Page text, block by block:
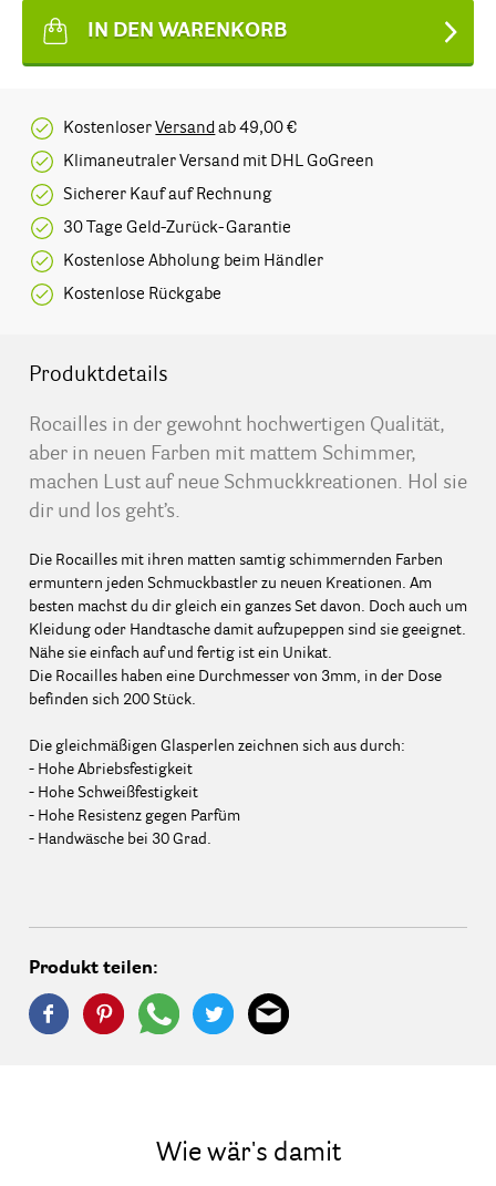
IN DEN WARENKORB
KostenloserVersand ab 49,00 €
Klimaneutraler Versand mit DHL GoGreen
Sicherer Kauf auf Rechnung
30 Tage Geld-Zurück-Garantie
Kostenlose Abholung beim Händler
Kostenlose Rückgabe
Produktdetails
Rocailles in der gewohnt hochwertigen Qualität,
aber in neuen Farben mit mattem Schimmer,
machen Lust auf neue Schmuckkreationen. Hol sie
dir und los geht’s.
Die Rocailles mit ihren matten samtig schimmernden Farben
ermuntern jeden Schmuckbastler zu neuen Kreationen. Am
besten machst du dir gleich ein ganzes Set davon. Doch auch um
Kleidung oder Handtasche damit aufzupeppen sind sie geeignet.
Nähe sie einfach auf und fertig ist ein Unikat.
Die Rocailles haben eine Durchmesser von 3mm, in der Dose
befinden sich 200 Stück.
Die gleichmäßigen Glasperlen zeichnen sich aus durch:
- Hohe Abriebsfestigkeit
- Hohe Schweißfestigkeit
- Hohe Resistenz gegen Parfüm
- Handwäsche bei 30 Grad.
Produkt teilen:
Wie wär's damit